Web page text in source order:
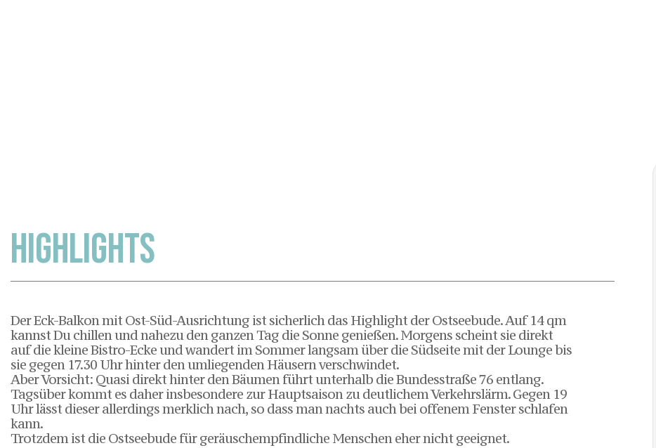
HIGHLIGHTS
Der Eck-Balkon mit Ost-Süd-Ausrichtung ist sicherlich das Highlight der Ostseebude. Auf 14 qm
kannst Du chillen und nahezu den ganzen Tag die Sonne genießen. Morgens scheint sie direkt
auf die kleine Bistro-Ecke und wandert im Sommer langsam über die Südseite mit der Lounge bis
sie gegen 17.30 Uhr hinter den umliegenden Häusern verschwindet.
Aber Vorsicht: Quasi direkt hinter den Bäumen führt unterhalb die Bundesstraße 76 entlang.
Tagsüber kommt es daher insbesondere zur Hauptsaison zu deutlichem Verkehrslärm. Gegen 19
Uhr lässt dieser allerdings merklich nach, so dass man nachts auch bei offenem Fenster schlafen
kann.
Trotzdem ist die Ostseebude für geräuschempfindliche Menschen eher nicht geeignet.